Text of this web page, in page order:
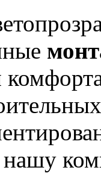
нашу